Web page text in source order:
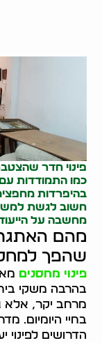
פינוי חדר
כמו התמודדות
בהיפרדות
חשוב לגשת
מחשבה על
מהם
שהפך
פינוי מחסנים
בהרבה משקי
מרחב יקר, אלא
בחיי היומיום.
הדרושים